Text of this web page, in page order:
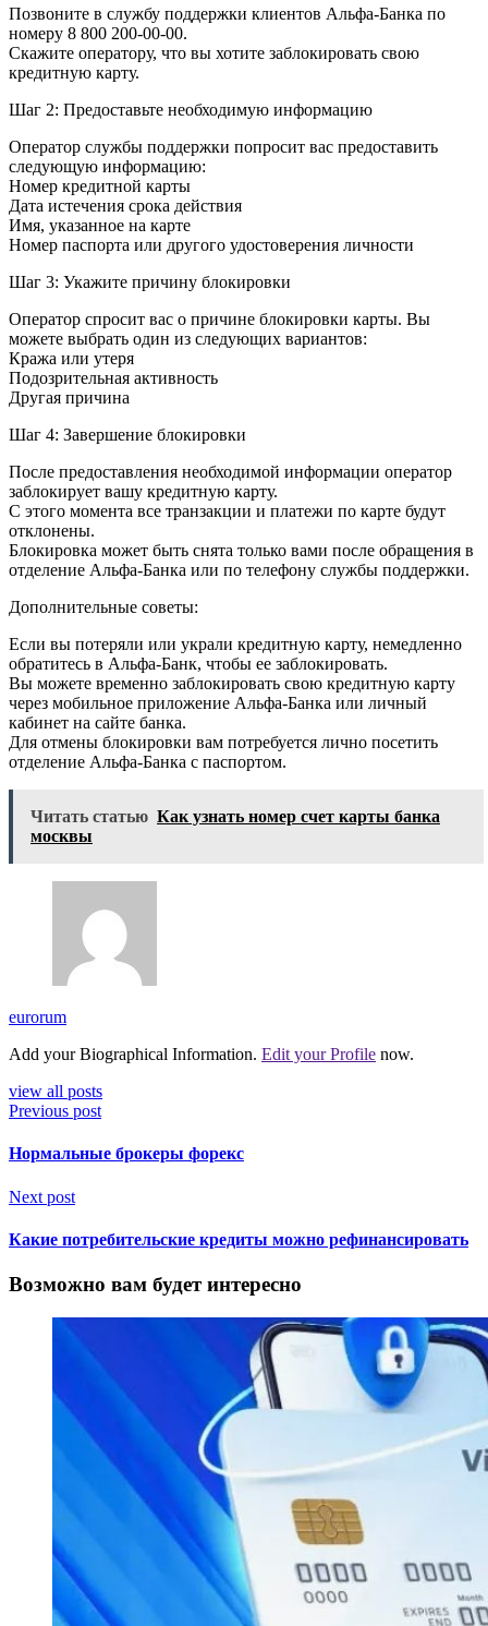
Позвоните в службу поддержки клиентов Альфа-Банка по
номеру 8 800 200-00-00.
Скажите оператору, что вы хотите заблокировать свою
кредитную карту.
Шаг 2: Предоставьте необходимую информацию
Оператор службы поддержки попросит вас предоставить
следующую информацию:
Номер кредитной карты
Дата истечения срока действия
Имя, указанное на карте
Номер паспорта или другого удостоверения личности
Шаг 3: Укажите причину блокировки
Оператор спросит вас о причине блокировки карты. Вы
можете выбрать один из следующих вариантов:
Кража или утеря
Подозрительная активность
Другая причина
Шаг 4: Завершение блокировки
После предоставления необходимой информации оператор
заблокирует вашу кредитную карту.
С этого момента все транзакции и платежи по карте будут
отклонены.
Блокировка может быть снята только вами после обращения в
отделение Альфа-Банка или по телефону службы поддержки.
Дополнительные советы:
Если вы потеряли или украли кредитную карту, немедленно
обратитесь в Альфа-Банк, чтобы ее заблокировать.
Вы можете временно заблокировать свою кредитную карту
через мобильное приложение Альфа-Банка или личный
кабинет на сайте банка.
Для отмены блокировки вам потребуется лично посетить
отделение Альфа-Банка с паспортом.
Читать статью Как узнать номер счет карты банка
москвы
eurorum
Add your Biographical Information. Edit your Profile now.
view all posts
Previous post
Нормальные брокеры форекс
Next post
Какие потребительские кредиты можно рефинансировать
Возможно вам будет интересно